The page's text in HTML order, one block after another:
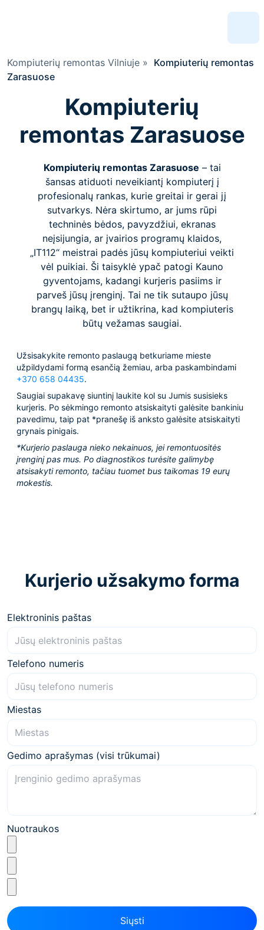
Kompiuterių remontas Vilniuje » Kompiuterių remontas
Zarasuose
Kompiuterių
remontas Zarasuose
Kompiuterių remontas Zarasuose – tai
šansas atiduoti neveikiantį kompiuterį į
profesionalų rankas, kurie greitai ir gerai jį
sutvarkys. Nėra skirtumo, ar jums rūpi
techninės bėdos, pavyzdžiui, ekranas
neįsijungia, ar įvairios programų klaidos,
„IT112“ meistrai padės jūsų kompiuteriui veikti
vėl puikiai. Ši taisyklė ypač patogi Kauno
gyventojams, kadangi kurjeris pasiims ir
parveš jūsų įrenginį. Tai ne tik sutaupo jūsų
brangų laiką, bet ir užtikrina, kad kompiuteris
būtų vežamas saugiai.
Užsisakykite remonto paslaugą betkuriame mieste
užpildydami formą esančią žemiau, arba paskambindami
+370 658 04435.
Saugiai supakavę siuntinį laukite kol su Jumis susisieks
kurjeris. Po sėkmingo remonto atsiskaityti galėsite bankiniu
pavedimu, taip pat *pranešę iš anksto galėsite atsiskaityti
grynais pinigais.
*Kurjerio paslauga nieko nekainuos, jei remontuositės
įrenginį pas mus. Po diagnostikos turėsite galimybę
atsisakyti remonto, tačiau tuomet bus taikomas 19 eurų
mokestis.
Kurjerio užsakymo forma
Elektroninis paštas
Telefono numeris
Miestas
Gedimo aprašymas (visi trūkumai)
Nuotraukos